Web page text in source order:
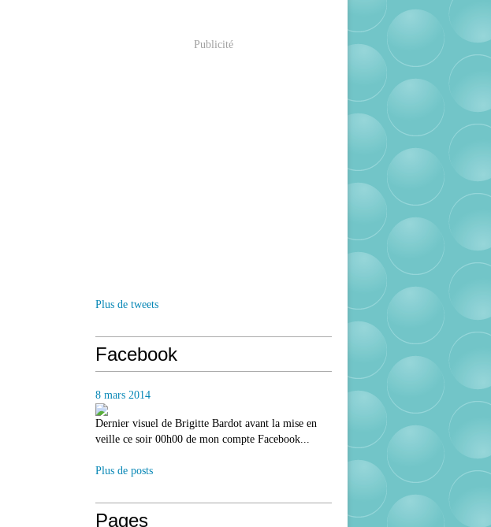
Publicité
Plus de tweets
Facebook
8 mars 2014
Dernier visuel de Brigitte Bardot avant la mise en
veille ce soir 00h00 de mon compte Facebook...
Plus de posts
Pages